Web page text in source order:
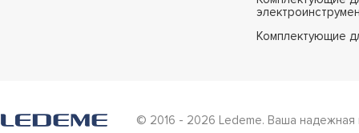
Комплектующие
© 2016 - 2026 Ledeme. Ваша